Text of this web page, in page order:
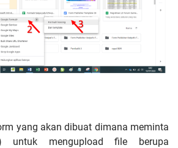
yang akan dibuat dimana meminta
untuk mengupload file berupa